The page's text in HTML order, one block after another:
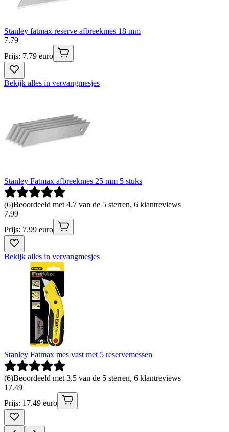
Stanley fatmax reserve afbreekmes 18 mm
7.79
Prijs: 7.79 euro
Bekijk alles in vervangmesjes
Stanley Fatmax afbreekmes 25 mm 5 stuks
(6)Beoordeeld met 4.7 van de 5 sterren, 6 klantreviews
7.99
Prijs: 7.99 euro
Bekijk alles in vervangmesjes
Stanley Fatmax mes vast met 5 reservemessen
(6)Beoordeeld met 3.5 van de 5 sterren, 6 klantreviews
17.49
Prijs: 17.49 euro